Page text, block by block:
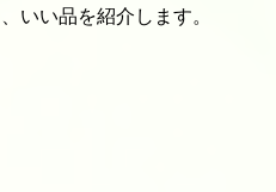
いい品を紹介します。